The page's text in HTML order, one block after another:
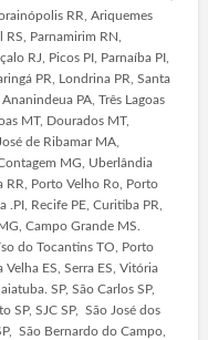
RR, Ariquemes
RS, Parnamirim RN,
RJ, Picos PI, Parnaíba PI,
PR, Londrina PR, Santa
PA, Três Lagoas
MT, Dourados MT,
de Ribamar MA,
MG, Uberlândia
RR, Porto Velho Ro, Porto
.PI, Recife PE, Curitiba PR,
Campo Grande MS.
do Tocantins TO, Porto
ES, Serra ES, Vitória
SP, São Carlos SP,
SP, SJC SP, São José dos
São Bernardo do Campo,